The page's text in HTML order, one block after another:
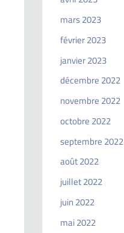
mars 2023
février 2023
janvier 2023
décembre 2022
novembre 2022
octobre 2022
septembre 2022
août 2022
juillet 2022
juin 2022
mai 2022